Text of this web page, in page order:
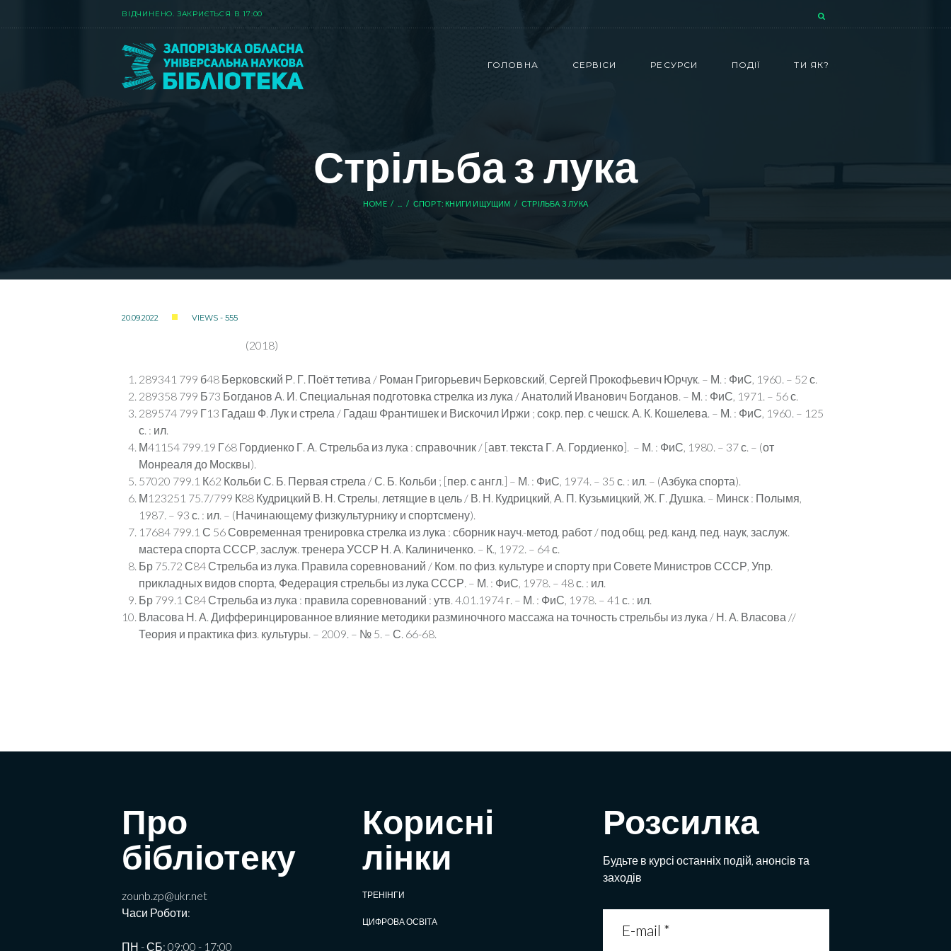
ВIДЧИНЕНО. ЗАКРИЄТЬСЯ В 17:00
ГОЛОВНА СЕРВІСИ РЕСУРСИ ПОДІЇ ТИ ЯК?
Стрільба з лука
HOME СПОРТ: КНИГИ ИЩУЩИМ СТРІЛЬБА З ЛУКА
20.09.2022 VIEWS - 555
(2018)
289341 799 б48 Берковский Р. Г. Поёт тетива / Роман Григорьевич Берковский, Сергей Прокофьевич Юрчук. – М. : ФиС, 1960. – 52 с.
289358 799 Б73 Богданов А. И. Специальная подготовка стрелка из лука / Анатолий Иванович Богданов. – М. : ФиС, 1971. – 56 с.
289574 799 Г13 Гадаш Ф. Лук и стрела / Гадаш Франтишек и Вискочил Иржи ; сокр. пер. с чешск. А. К. Кошелева. – М. : ФиС, 1960. – 125
с. : ил.
М41154 799.19 Г68 Гордиенко Г. А. Стрельба из лука : справочник / [авт. текста Г. А. Гордиенко]. – М. : ФиС, 1980. – 37 с. – (от
Монреаля до Москвы).
57020 799.1 К62 Кольби С. Б. Первая стрела / С. Б. Кольби ; [пер. с англ.] – М. : ФиС, 1974. – 35 с. : ил. – (Азбука спорта).
М123251 75.7/799 К88 Кудрицкий В. Н. Стрелы, летящие в цель / В. Н. Кудрицкий, А. П. Кузьмицкий, Ж. Г. Душка. – Минск : Полымя,
1987. – 93 с. : ил. – (Начинающему физкультурнику и спортсмену).
17684 799.1 С 56 Современная тренировка стрелка из лука : сборник науч.-метод. работ / под общ. ред. канд. пед. наук, заслуж.
мастера спорта СССР, заслуж. тренера УССР Н. А. Калиниченко. – К., 1972. – 64 с.
Бр 75.72 С84 Стрельба из лука. Правила соревнований / Ком. по физ. культуре и спорту при Совете Министров СССР, Упр.
прикладных видов спорта, Федерация стрельбы из лука СССР. – М. : ФиС, 1978. – 48 с. : ил.
Бр 799.1 С84 Стрельба из лука : правила соревнований : утв. 4.01.1974 г. – М. : ФиС, 1978. – 41 с. : ил.
Власова Н. А. Дифферинцированное влияние методики разминочного массажа на точность стрельбы из лука / Н. А. Власова //
Теория и практика физ. культуры. – 2009. – № 5. – С. 66-68.
Про
бібліотеку
zounb.zp@ukr.net
Часи Роботи:
ПН - СБ: 09:00 - 17:00
Корисні
лінки
ТРЕНІНГИ
ЦИФРОВА ОСВІТА
Розсилка
Будьте в курсі останніх подій, анонсів та
заходів